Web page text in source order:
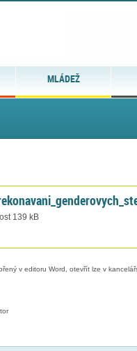
MLÁDEŽ
139 kB
v editoru Word, otevřít lze v